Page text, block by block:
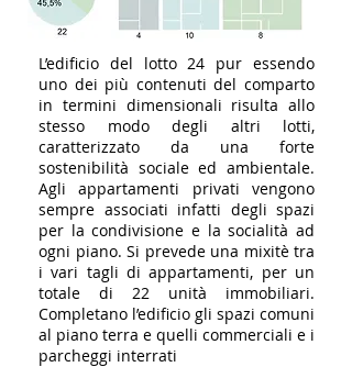
L’edificio del lotto 24 pur essendo
uno dei più contenuti del comparto
in termini dimensionali risulta allo
stesso modo degli altri lotti,
caratterizzato da una forte
sostenibilità sociale ed ambientale.
Agli appartamenti privati vengono
sempre associati infatti degli spazi
per la condivisione e la socialità ad
ogni piano. Si prevede una mixitè tra
i vari tagli di appartamenti, per un
totale di 22 unità immobiliari.
Completano l’edificio gli spazi comuni
al piano terra e quelli commerciali e i
parcheggi interrati